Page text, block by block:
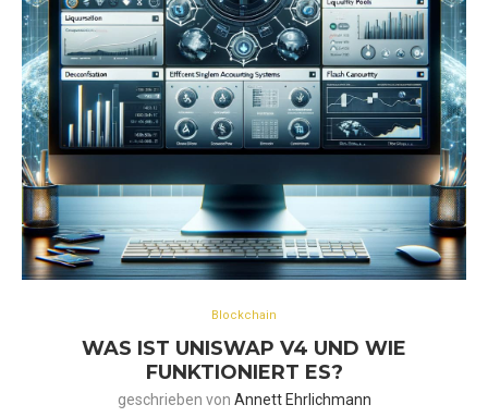
Blockchain
WAS IST UNISWAP V4 UND WIE
FUNKTIONIERT ES?
geschrieben von Annett Ehrlichmann